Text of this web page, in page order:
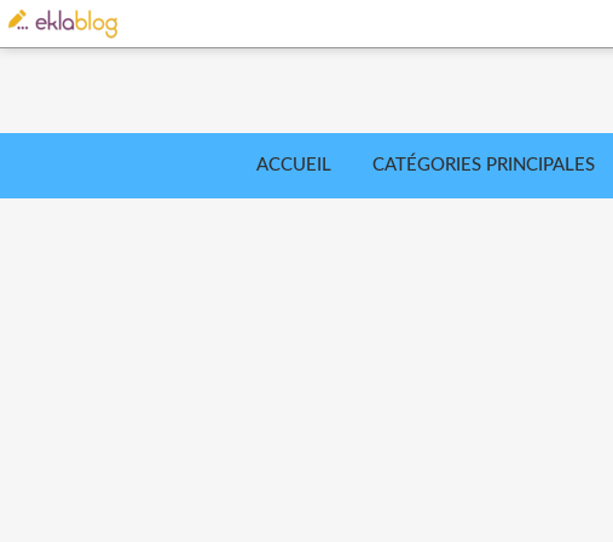
ACCUEIL CATÉGORIES PRINCIPALES